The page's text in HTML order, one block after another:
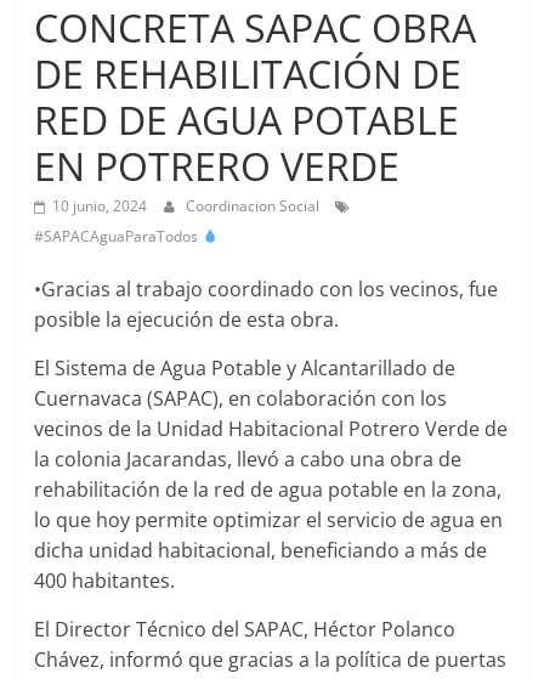
Potable
Alcantarillado
del
Municipio
de
Cuernavaca
CONCRETA SAPAC OBRA
DE REHABILITACIÓN DE
RED DE AGUA POTABLE
EN POTRERO VERDE
10 junio, 2024
Coordinacion Social
#SAPACAguaParaTodos
•Gracias al trabajo coordinado con los vecinos, fue
posible la ejecución de esta obra.
El Sistema de Agua Potable y Alcantarillado de
Cuernavaca (SAPAC), en colaboración con los
vecinos de la Unidad Habitacional Potrero Verde de
la colonia Jacarandas, llevó a cabo una obra de
rehabilitación de la red de agua potable en la zona,
lo que hoy permite optimizar el servicio de agua en
dicha unidad habitacional, beneficiando a más de
400 habitantes.
El Director Técnico del SAPAC, Héctor Polanco
Chávez, informó que gracias a la política de puertas